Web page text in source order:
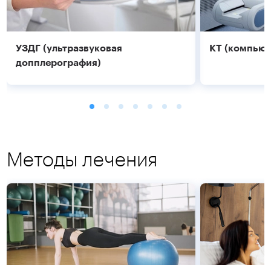
УЗДГ (ультразвуковая
допплерография)
Подробнее
КТ
Подробнее
Методы лечения